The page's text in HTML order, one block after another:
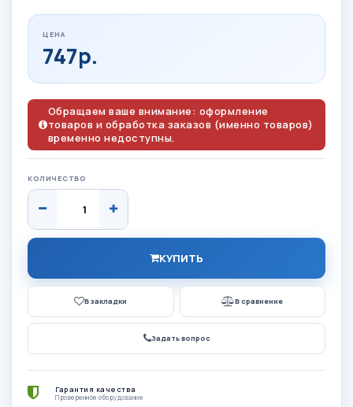
ЦЕНА
747р.
Обращаем ваше внимание: оформление
товаров и обработка заказов (именно товаров)
временно недоступны.
КОЛИЧЕСТВО
КУПИТЬ
В закладки В сравнение
Задать вопрос
Гарантия качества
Проверенное оборудование